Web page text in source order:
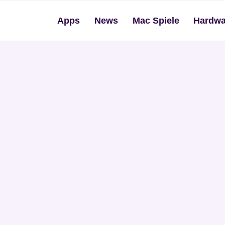
Apps News Mac Spiele